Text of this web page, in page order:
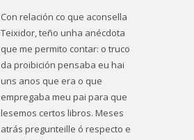
Con relación co que aconsella
Teixidor, teño unha anécdota
que me permito contar: o truco
da proibición pensaba eu hai
uns anos que era o que
empregaba meu pai para que
lesemos certos libros. Meses
atrás pregunteille ó respecto e